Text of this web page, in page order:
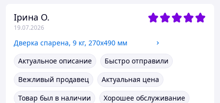
Ірина О.
19.07.2026
Дверка спарена, 9 кг, 270х490 мм
Актуальное описание
Быстро отправили
Вежливый продавец
Актуальная цена
Товар был в наличии
Хорошее обслуживание